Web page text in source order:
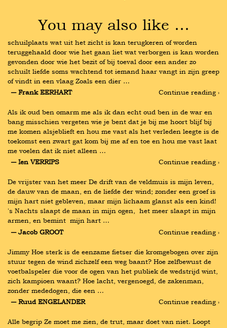
You may also like …
schuilplaats wat uit het zicht is kan terugkeren of worden
teruggehaald door wie het gaan liet wat verborgen is kan worden
gevonden door wie het bezit of bij toeval door een ander zo
schuilt liefde soms wachtend tot iemand haar vangt in zijn greep
of vindt in een vlaag Zoals een dier …
― Frank EERHART
Continue reading ›
Als ik oud ben omarm me als ik dan echt oud ben in de war en
bang misschien vergeten wie je bent dat je bij me hoort blijf bij
me komen alsjeblieft en hou me vast als het verleden leegte is de
toekomst een zwart gat kom bij me af en toe en hou me vast laat
me voelen dat ik niet alleen …
― Ien VERRIPS
Continue reading ›
De vrijster van het meer De drift van de veldmuis is mijn leven,
de dauw van de maan, en de liefde der wind; zonder een groef is
mijn hart niet gebleven, maar mijn lichaam glanst als een kind!
's Nachts slaapt de maan in mijn ogen,  het meer slaapt in mijn
armen, en bemint  mijn hart …
― Jacob GROOT
Continue reading ›
Jimmy Hoe sterk is de eenzame fietser die kromgebogen over zijn
stuur tegen de wind zichzelf een weg baant? Hoe zelfbewust de
voetbalspeler die voor de ogen van het publiek de wedstrijd wint,
zich kampioen waant? Hoe lacht, vergenoegd, de zakenman,
zonder mededogen, die een …
― Ruud ENGELANDER
Continue reading ›
Alle begrip Ze moet me zien, de trut, maar doet van niet. Loopt